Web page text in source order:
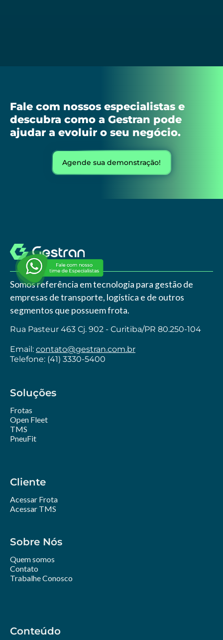
Fale com nossos especialistas e
descubra como a Gestran pode
ajudar a evoluir o seu negócio.
Agende sua demonstração!
Soluções
Frotas
Open Fleet
TMS
PneuFit
Cliente
Acessar Frota
Acessar TMS
Sobre Nós
Quem somos
Contato
Trabalhe Conosco
Conteúdo
Somos referência em tecnologia para gestão de
empresas de transporte, logística e de outros
segmentos que possuem frota.
Rua Pasteur 463 Cj. 902 - Curitiba/PR 80.250-104
Email: contato@gestran.com.br
Telefone: (41) 3330-5400